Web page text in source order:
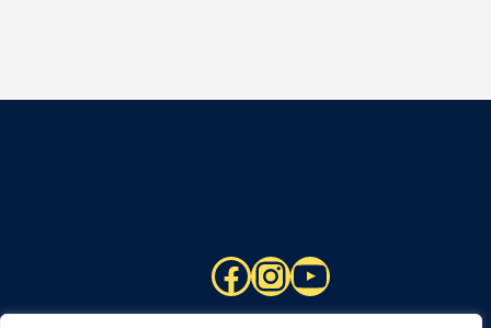
Facebook
Instagram
YouTube